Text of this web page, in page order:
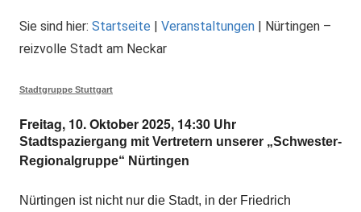
Sie sind hier: Startseite | Veranstaltungen | Nürtingen –
reizvolle Stadt am Neckar
Stadtgruppe Stuttgart
Freitag, 10. Oktober 2025, 14:30 Uhr
Stadtspaziergang mit Vertretern unserer „Schwester-
Regionalgruppe“ Nürtingen
Nürtingen ist nicht nur die Stadt, in der Friedrich